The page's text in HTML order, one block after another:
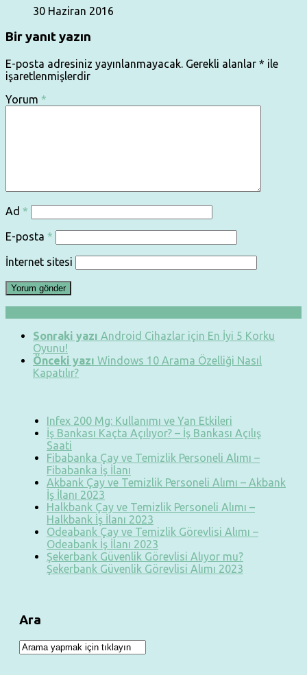
30 Haziran 2016
Bir yanıt yazın
E-posta adresiniz yayınlanmayacak. Gerekli alanlar * ile
işaretlenmişlerdir
Yorum *
Ad *
E-posta *
İnternet sitesi
Sonraki yazı Android Cihazlar için En İyi 5 Korku
Oyunu!
Önceki yazı Windows 10 Arama Özelliği Nasıl
Kapatılır?
Infex 200 Mg: Kullanımı ve Yan Etkileri
İş Bankası Kaçta Açılıyor? – İş Bankası Açılış
Saati
Fibabanka Çay ve Temizlik Personeli Alımı –
Fibabanka İş İlanı
Akbank Çay ve Temizlik Personeli Alımı – Akbank
İş İlanı 2023
Halkbank Çay ve Temizlik Personeli Alımı –
Halkbank İş İlanı 2023
Odeabank Çay ve Temizlik Görevlisi Alımı –
Odeabank İş İlanı 2023
Şekerbank Güvenlik Görevlisi Alıyor mu?
Şekerbank Güvenlik Görevlisi Alımı 2023
Ara